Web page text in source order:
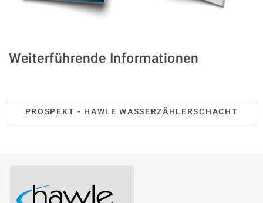
Weiterführende Informationen
PROSPEKT - HAWLE WASSERZÄHLERSCHACHT